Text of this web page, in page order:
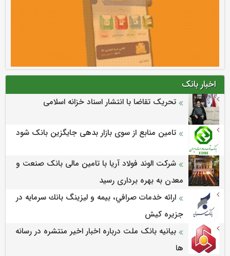
اخبار بانک
تحریک تقاضا با انتشار اسناد خزانه اسلامی
تامین منابع از سوی بازار بدهی جایگزین بانک شود
شرکت الوند فولاد آریا با تامین مالی بانک صنعت و
معدن به بهره برداری رسید
ارائه خدمات صرافي، بيمه و ليزينگ بانك سرمايه در
جزيره كيش
بیانیه بانک ملت درباره اخبار اخیر منتشره در رسانه
ها